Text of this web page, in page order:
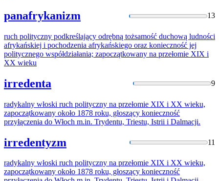
panafrykanizm 13
ruch polityczny podkreślający odrębną tożsamość duchową ludności
afrykańskiej i pochodzenia afrykańskiego oraz konieczność jej
politycznego współdziałania; zapoczątkowany na przełomie XIX i
XX wieku
irredenta 9
radykalny włoski ruch polityczny na przełomie XIX i XX wieku,
zapoczątkowany około 1878 roku, głoszący konieczność
przyłączenia do Włoch m.in. Trydentu, Triestu, Istrii i Dalmacji.
irredentyzm 11
radykalny włoski ruch polityczny na przełomie XIX i XX wieku,
zapoczątkowany około 1878 roku, głoszący konieczność